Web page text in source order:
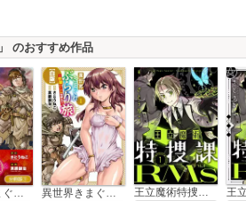
」 のおすすめ作品
異世界きまぐれぶらり旅 ～奴隷ハーレムを添えて～【分冊版】 異世界きまぐれぶらり旅 ～奴隷ハーレムを添えて～【白版】 王立魔術特捜課RMs